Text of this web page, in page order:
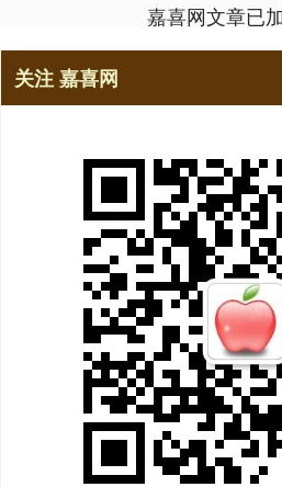
嘉喜网文章已
关注 嘉喜网